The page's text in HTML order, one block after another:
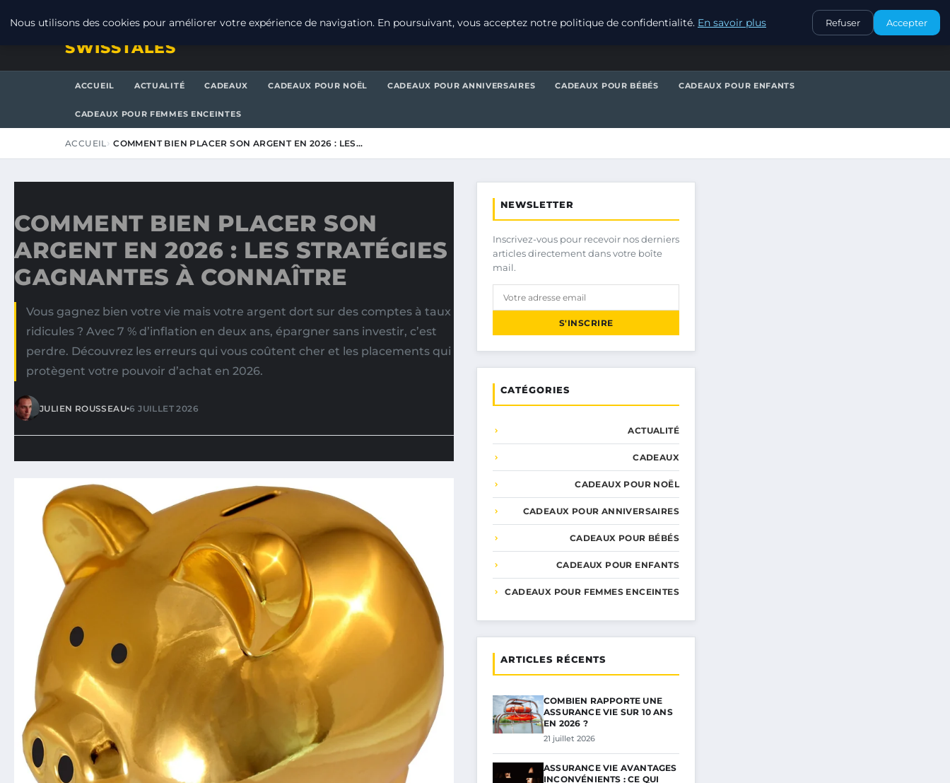
CONTACT
SWISSTALES
ACCUEIL ACTUALITÉ CADEAUX CADEAUX POUR NOËL CADEAUX POUR ANNIVERSAIRES CADEAUX POUR BÉBÉS CADEAUX POUR ENFANTS
CADEAUX POUR FEMMES ENCEINTES
ACCUEIL COMMENT BIEN PLACER SON ARGENT EN 2026 : LES…
COMMENT BIEN PLACER SON
ARGENT EN 2026 : LES STRATÉGIES
GAGNANTES À CONNAÎTRE
Vous gagnez bien votre vie mais votre argent dort sur des comptes à taux
ridicules ? Avec 7 % d’inflation en deux ans, épargner sans investir, c’est
perdre. Découvrez les erreurs qui vous coûtent cher et les placements qui
protègent votre pouvoir d’achat en 2026.
JULIEN ROUSSEAU•6 JUILLET 2026
NEWSLETTER
Inscrivez-vous pour recevoir nos derniers
articles directement dans votre boîte
mail.
S'INSCRIRE
CATÉGORIES
ACTUALITÉ
CADEAUX
CADEAUX POUR NOËL
CADEAUX POUR ANNIVERSAIRES
CADEAUX POUR BÉBÉS
CADEAUX POUR ENFANTS
CADEAUX POUR FEMMES ENCEINTES
ARTICLES RÉCENTS
COMBIEN RAPPORTE UNE
ASSURANCE VIE SUR 10 ANS
EN 2026 ?
21 juillet 2026
ASSURANCE VIE AVANTAGES
INCONVÉNIENTS : CE QUI
Nous utilisons des cookies pour améliorer votre expérience de navigation. En poursuivant, vous acceptez notre politique de confidentialité. En savoir plus Refuser Accepter